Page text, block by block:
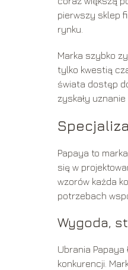
pierwszy sklep
rynku.
Marka szybko
tylko kwestią
świata dostęp
zyskały uznanie
Papaya to
się w
wzorów każda
potrzebach
Wygoda,
Ubrania Papaya
konkurencji.